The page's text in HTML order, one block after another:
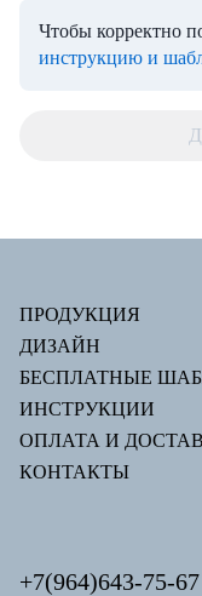
Чтобы корректно
инструкцию и
ПРОДУКЦИЯ
ДИЗАЙН
БЕСПЛАТНЫЕ
ИНСТРУКЦИИ
ОПЛАТА И
КОНТАКТЫ
+7(964)643-75-67